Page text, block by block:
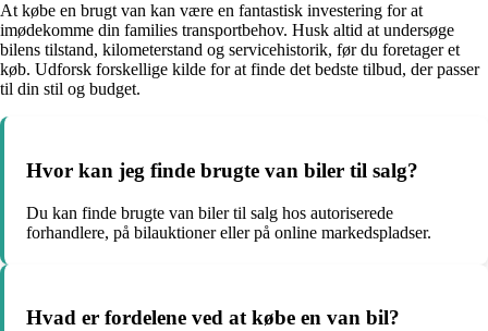
At købe en brugt van kan være en fantastisk investering for at
imødekomme din families transportbehov. Husk altid at undersøge
bilens tilstand, kilometerstand og servicehistorik, før du foretager et
køb. Udforsk forskellige kilde for at finde det bedste tilbud, der passer
til din stil og budget.
Hvor kan jeg finde brugte van biler til salg?
Du kan finde brugte van biler til salg hos autoriserede
forhandlere, på bilauktioner eller på online markedspladser.
Hvad er fordelene ved at købe en van bil?